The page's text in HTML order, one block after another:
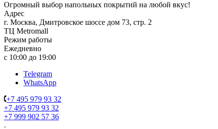
Огромный выбор напольных покрытий на любой вкус!
Адрес
г. Москва, Дмитровское шоссе дом 73, стр. 2
ТЦ Metromall
Режим работы
Ежедневно
с 10:00 до 19:00
Telegram
WhatsApp
+7 495 979 93 32
+7 495 979 93 32
+7 999 902 57 36